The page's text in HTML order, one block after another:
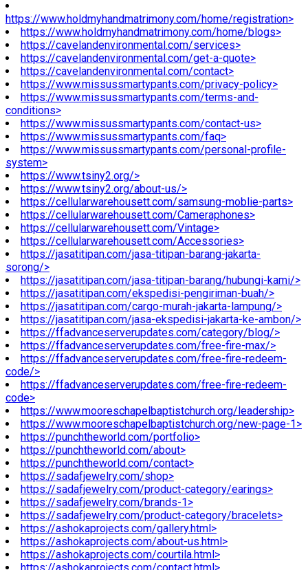
https://www.holdmyhandmatrimony.com/home/registration>
https://www.holdmyhandmatrimony.com/home/blogs>
https://cavelandenvironmental.com/services>
https://cavelandenvironmental.com/get-a-quote>
https://cavelandenvironmental.com/contact>
https://www.missussmartypants.com/privacy-policy>
https://www.missussmartypants.com/terms-and-
conditions>
https://www.missussmartypants.com/contact-us>
https://www.missussmartypants.com/faq>
https://www.missussmartypants.com/personal-profile-
system>
https://www.tsiny2.org/>
https://www.tsiny2.org/about-us/>
https://cellularwarehousett.com/samsung-moblie-parts>
https://cellularwarehousett.com/Cameraphones>
https://cellularwarehousett.com/Vintage>
https://cellularwarehousett.com/Accessories>
https://jasatitipan.com/jasa-titipan-barang-jakarta-
sorong/>
https://jasatitipan.com/jasa-titipan-barang/hubungi-kami/>
https://jasatitipan.com/ekspedisi-pengiriman-buah/>
https://jasatitipan.com/cargo-murah-jakarta-lampung/>
https://jasatitipan.com/jasa-ekspedisi-jakarta-ke-ambon/>
https://ffadvanceserverupdates.com/category/blog/>
https://ffadvanceserverupdates.com/free-fire-max/>
https://ffadvanceserverupdates.com/free-fire-redeem-
code/>
https://ffadvanceserverupdates.com/free-fire-redeem-
code>
https://www.mooreschapelbaptistchurch.org/leadership>
https://www.mooreschapelbaptistchurch.org/new-page-1>
https://punchtheworld.com/portfolio>
https://punchtheworld.com/about>
https://punchtheworld.com/contact>
https://sadafjewelry.com/shop>
https://sadafjewelry.com/product-category/earings>
https://sadafjewelry.com/brands-1>
https://sadafjewelry.com/product-category/bracelets>
https://ashokaprojects.com/gallery.html>
https://ashokaprojects.com/about-us.html>
https://ashokaprojects.com/courtila.html>
https://ashokaprojects.com/contact.html>